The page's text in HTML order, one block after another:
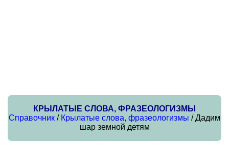
КРЫЛАТЫЕ СЛОВА, ФРАЗЕОЛОГИЗМЫ
Справочник / Крылатые слова, фразеологизмы / Дадим
шар земной детям